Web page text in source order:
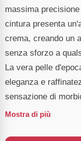
massima
cintura presenta
crema, creando un
senza sforzo a
La vera pelle
eleganza e
sensazione di
Mostra di più